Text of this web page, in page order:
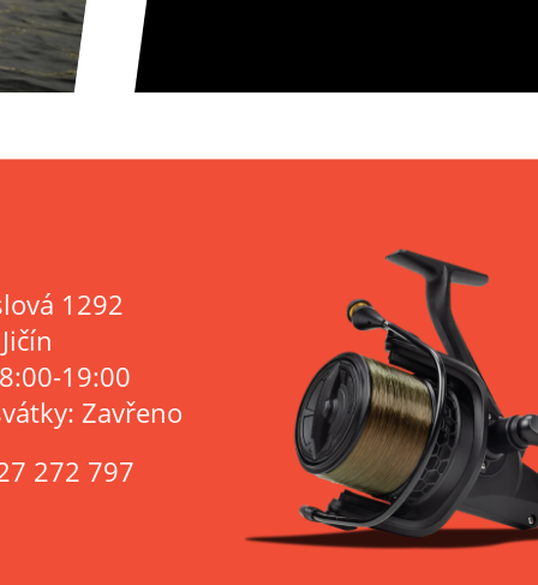
1292
19:00
Zavřeno
272 797